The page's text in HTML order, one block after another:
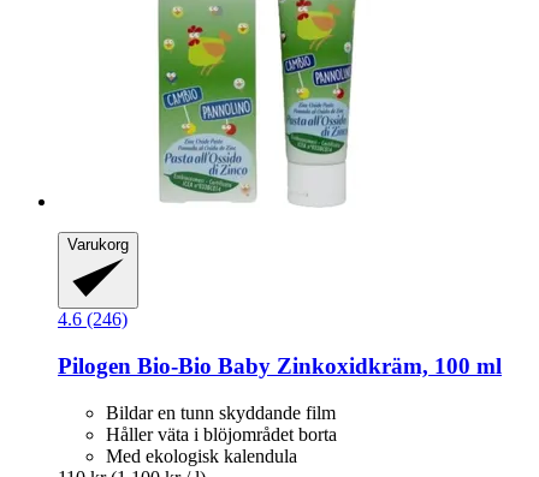
Varukorg
4.6 (246)
Pilogen Bio-​Bio Baby Zinkoxidkräm, 100 ml
Bildar en tunn skyddande film
Håller väta i blöjområdet borta
Med ekologisk kalendula